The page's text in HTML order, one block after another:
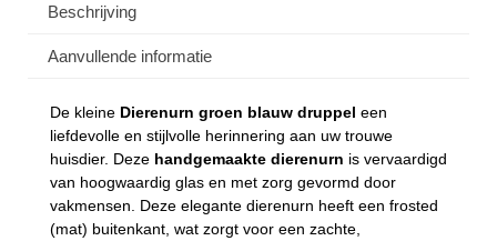
Beschrijving
Aanvullende informatie
De kleine Dierenurn groen blauw druppel een
liefdevolle en stijlvolle herinnering aan uw trouwe
huisdier. Deze handgemaakte dierenurn is vervaardigd
van hoogwaardig glas en met zorg gevormd door
vakmensen. Deze elegante dierenurn heeft een frosted
(mat) buitenkant, wat zorgt voor een zachte,